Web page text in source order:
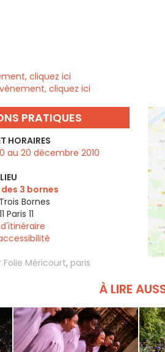
cliquez ici
cliquez ici
PRATIQUES
HORAIRES
au 20 décembre 2010
LIEU
3 bornes
Bornes
Paris 11
Folie Méricourt, paris
À LIRE